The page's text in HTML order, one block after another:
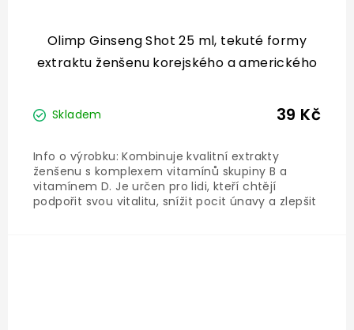
Olimp Ginseng Shot 25 ml, tekuté formy
extraktu ženšenu korejského a amerického
Skladem 39 Kč
Info o výrobku: Kombinuje kvalitní extrakty
ženšenu s komplexem vitamínů skupiny B a
vitamínem D. Je určen pro lidi, kteří chtějí
podpořit svou vitalitu, snížit pocit únavy a zlepšit